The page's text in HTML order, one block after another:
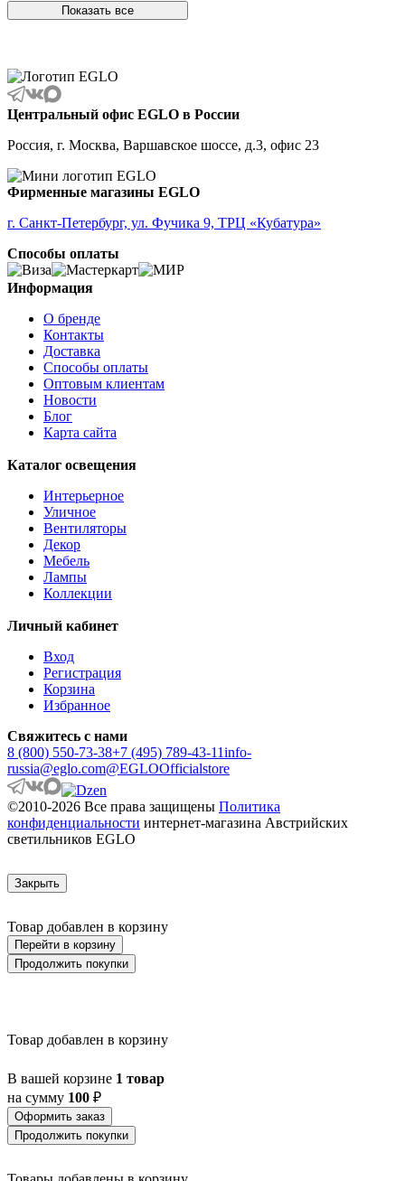
ALBARACCIN
ALCUDIA
ALDERNEY
ALMANZORA
ALMEIDA
ALMEIDA 2
ALMONTE
ALMUDAINA
ALOBRASE
ALSAGER
ALVEZ
AMADORA
AMAKUSA
AMBATOBE
AMBILOBE
AMBONDRONA
AMBORIALA
AMEZAGA
AMOATSY
AMPITABE
AMSFIELD 1
ANJABE
ANTELAO
ANTIPOLO
ANWICK
ANWICK 1
ANZINO
APRICALE
ARACENA
ARANZOLA
ARGOLIS 2
ARISCANI
ARISCANI 2
ARNHEM
ARTANA
ASBY
ASINDRO
ATOLLARI
AULIYE
AUROTONELLO
AUSTELL
AZBARREN
BABIRIK
BALEZZE
BALIGIAN
BALIGUIAN
BALLINA
BAMPTON
BANI
BARI 1
BARI-M
BARNSTAPLE
BASALGO 1
BASILANO
Показать все
Центральный офис EGLO в России
Россия, г. Москва, Варшавское шоссе, д.3, офис 23
Фирменные магазины EGLO
г. Санкт-Петербург, ул. Фучика 9, ТРЦ «Кубатура»
Способы оплаты
Информация
О бренде
Контакты
Доставка
Способы оплаты
Оптовым клиентам
Новости
Блог
Карта сайта
Каталог освещения
Интерьерное
Уличное
Вентиляторы
Декор
Мебель
Лампы
Коллекции
Личный кабинет
Вход
Регистрация
Корзина
Избранное
Свяжитесь с нами
8 (800) 550-73-38+7 (495) 789-43-11info-
russia@eglo.com@EGLOOfficialstore
©2010-2026 Все права защищены Политика
конфиденциальности интернет-магазина Австрийских
светильников EGLO
Закрыть
Товар добавлен в корзину
Перейти в корзину
Продолжить покупки
Товар добавлен в корзину
В вашей корзине 1 товар
на сумму 100 ₽
Оформить заказ
Продолжить покупки